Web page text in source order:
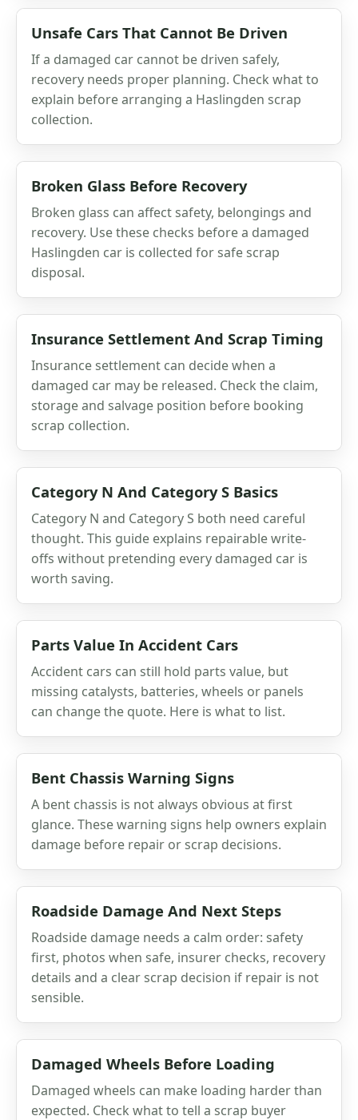
Unsafe Cars That Cannot Be Driven
If a damaged car cannot be driven safely,
recovery needs proper planning. Check what to
explain before arranging a Haslingden scrap
collection.
Broken Glass Before Recovery
Broken glass can affect safety, belongings and
recovery. Use these checks before a damaged
Haslingden car is collected for safe scrap
disposal.
Insurance Settlement And Scrap Timing
Insurance settlement can decide when a
damaged car may be released. Check the claim,
storage and salvage position before booking
scrap collection.
Category N And Category S Basics
Category N and Category S both need careful
thought. This guide explains repairable write-
offs without pretending every damaged car is
worth saving.
Parts Value In Accident Cars
Accident cars can still hold parts value, but
missing catalysts, batteries, wheels or panels
can change the quote. Here is what to list.
Bent Chassis Warning Signs
A bent chassis is not always obvious at first
glance. These warning signs help owners explain
damage before repair or scrap decisions.
Roadside Damage And Next Steps
Roadside damage needs a calm order: safety
first, photos when safe, insurer checks, recovery
details and a clear scrap decision if repair is not
sensible.
Damaged Wheels Before Loading
Damaged wheels can make loading harder than
expected. Check what to tell a scrap buyer